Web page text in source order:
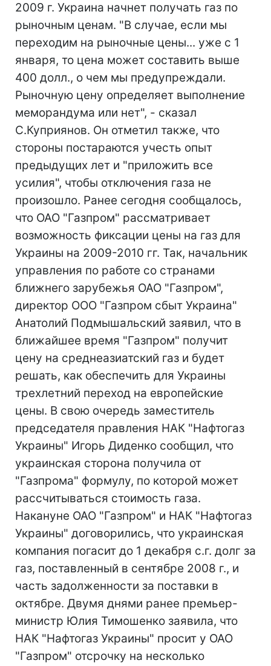
2009 г. Украина начнет получать газ по
рыночным ценам. "В случае, если мы
переходим на рыночные цены... уже с 1
января, то цена может составить выше
400 долл., о чем мы предупреждали.
Рыночную цену определяет выполнение
меморандума или нет", - сказал
С.Куприянов. Он отметил также, что
стороны постараются учесть опыт
предыдущих лет и "приложить все
усилия", чтобы отключения газа не
произошло. Ранее сегодня сообщалось,
что ОАО "Газпром" рассматривает
возможность фиксации цены на газ для
Украины на 2009-2010 гг. Так, начальник
управления по работе со странами
ближнего зарубежья ОАО "Газпром",
директор ООО "Газпром сбыт Украина"
Анатолий Подмышальский заявил, что в
ближайшее время "Газпром" получит
цену на среднеазиатский газ и будет
решать, как обеспечить для Украины
трехлетний переход на европейские
цены. В свою очередь заместитель
председателя правления НАК "Нафтогаз
Украины" Игорь Диденко сообщил, что
украинская сторона получила от
"Газпрома" формулу, по которой может
рассчитываться стоимость газа.
Накануне ОАО "Газпром" и НАК "Нафтогаз
Украины" договорились, что украинская
компания погасит до 1 декабря с.г. долг за
газ, поставленный в сентябре 2008 г., и
часть задолженности за поставки в
октябре. Двумя днями ранее премьер-
министр Юлия Тимошенко заявила, что
НАК "Нафтогаз Украины" просит у ОАО
"Газпром" отсрочку на несколько